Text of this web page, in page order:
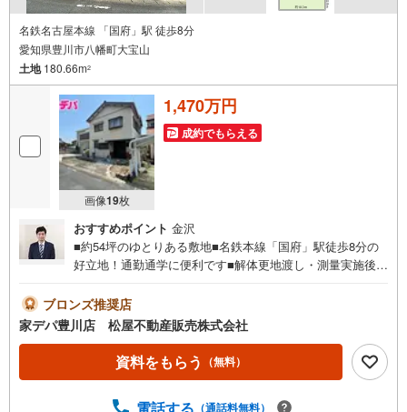
名鉄名古屋本線 「国府」駅 徒歩8分
愛知県豊川市八幡町大宝山
土地180.66m2
画像19枚
1,470万円
成約でもらえる
おすすめポイント 金沢
■約54坪のゆとりある敷地■名鉄本線「国府」駅徒歩8分の
好立地！通勤通学に便利です■解体更地渡し・測量実施後の
セスが良く、車移動もスムーズです●家デパ 松屋不動産販
売 のつよみ●・豊橋市・豊川市・知立市・浜松市の4店舗営
業中！三河エリア・遠州エリアの物件ならおまかせくださ
い。新築戸建、中古戸建、中古マンション、土地をお客様
のご希望に合わせてご提案いたします！・中古物件のリフ
ブロンズ推奨店
家デパ豊川店 松屋不動産販売株式会社
資料をもらう （無料）
電話する （通話料無料）